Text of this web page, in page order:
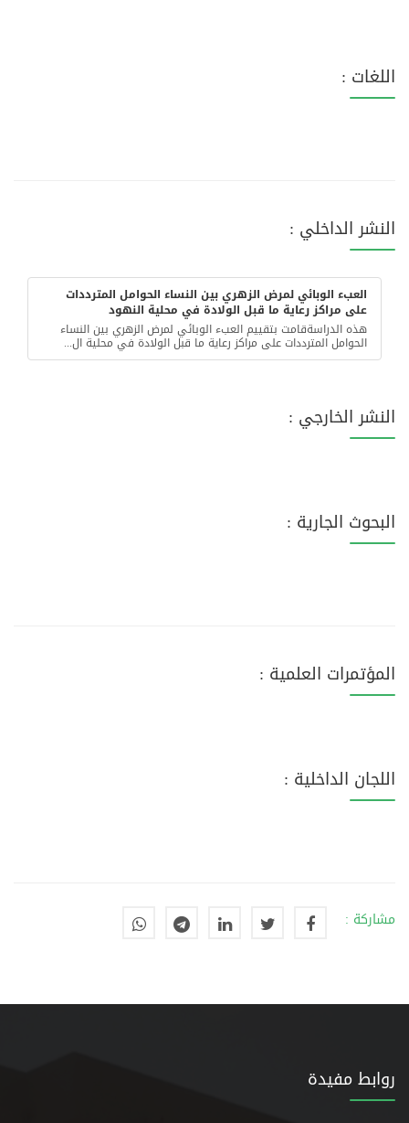
اللغات :
النشر الداخلي :
العبء الوبائي لمرض الزهري بين النساء الحوامل المترددات
على مراكز رعاية ما قبل الولادة في محلية النهود
هذه الدراسةقامت بتقييم العبء الوبائي لمرض الزهري بين النساء
الحوامل المترددات على مراكز رعاية ما قبل الولادة في محلية ال...
النشر الخارجي :
البحوث الجارية :
المؤتمرات العلمية :
اللجان الداخلية :
مشاركة :
روابط مفيدة